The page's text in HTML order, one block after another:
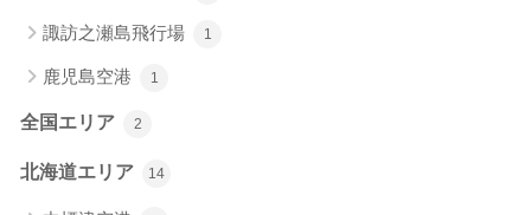
諏訪之瀬島飛行場 1
鹿児島空港 1
全国エリア 2
北海道エリア 14